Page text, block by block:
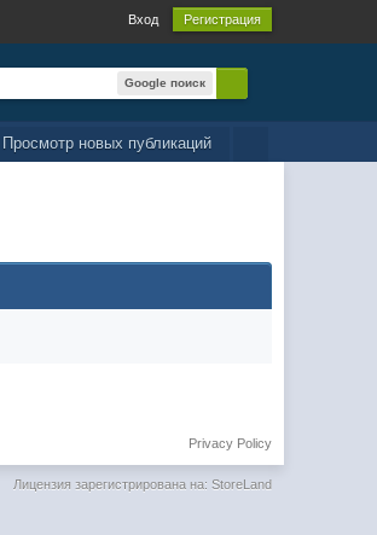
Вход Регистрация
Google поиск
Просмотр новых публикаций
Privacy Policy
Лицензия зарегистрирована на: StoreLand